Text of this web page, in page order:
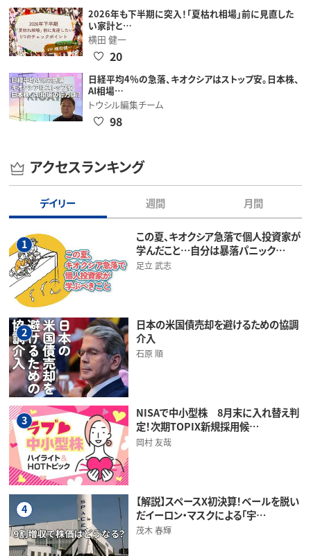
2026年も下半期に突入！「夏枯れ相場」前に見直した
い家計と…
横田 健一
20
日経平均4％の急落、キオクシアはストップ安。日本株、
AI相場…
トウシル編集チーム
98
アクセスランキング
デイリー 週間 月間
1
この夏、キオクシア急落で個人投資家が
学んだこと…自分は暴落パニック…
足立 武志
2
日本の米国債売却を避けるための協調
介入
石原 順
3
NISAで中小型株 8月末に入れ替え判
定！次期TOPIX新規採用候…
岡村 友哉
4
【解説】スペースX初決算！ベールを脱い
だイーロン・マスクによる「宇…
茂木 春輝